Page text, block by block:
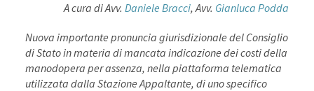
A cura di Avv.Daniele Bracci, Avv. Gianluca Podda
Nuova importante pronuncia giurisdizionale del Consiglio
di Stato in materia di mancata indicazione dei costi della
manodopera per assenza, nella piattaforma telematica
utilizzata dalla Stazione Appaltante, di uno specifico